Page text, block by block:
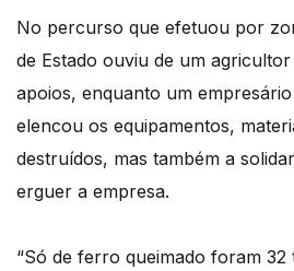
No percurso que efetuou por
de Estado ouviu de um
apoios, enquanto um
elencou os equipamentos,
destruídos, mas também a
erguer a empresa.
“Só de ferro queimado foram 32